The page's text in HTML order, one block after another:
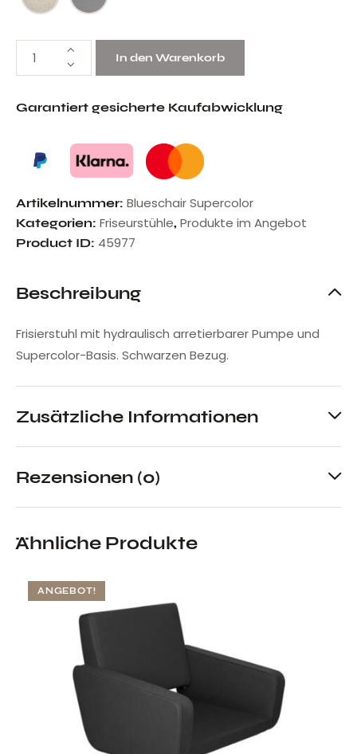
In den Warenkorb
Garantiert gesicherte Kaufabwicklung
Artikelnummer: Blueschair Supercolor
Kategorien: Friseurstühle, Produkte im Angebot
Product ID: 45977
Beschreibung
Frisierstuhl mit hydraulisch arretierbarer Pumpe und
Supercolor-Basis. Schwarzen Bezug.
Zusätzliche Informationen
Rezensionen (0)
Ähnliche Produkte
ANGEBOT!